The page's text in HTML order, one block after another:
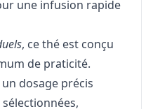
une infusion rapide
, ce thé est conçu
de praticité.
dosage précis